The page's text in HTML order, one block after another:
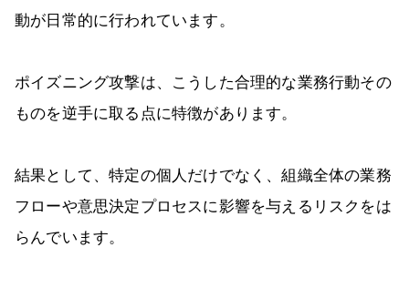
動が日常的に行われています。
ポイズニング攻撃は、こうした合理的な業務行動その
ものを逆手に取る点に特徴があります。
結果として、特定の個人だけでなく、組織全体の業務
フローや意思決定プロセスに影響を与えるリスクをは
らんでいます。